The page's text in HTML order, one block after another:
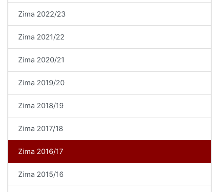
Zima 2022/23
Zima 2021/22
Zima 2020/21
Zima 2019/20
Zima 2018/19
Zima 2017/18
Zima 2016/17
Zima 2015/16